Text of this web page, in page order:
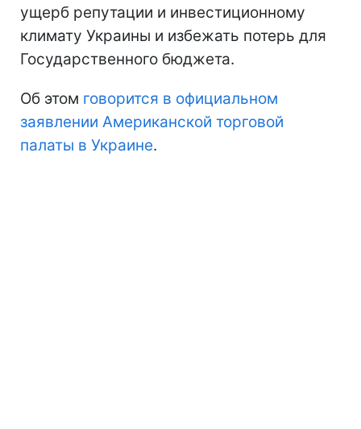
ущерб репутации и инвестиционному
климату Украины и избежать потерь для
Государственного бюджета.
Об этом говорится в официальном
заявлении Американской торговой
палаты в Украине.